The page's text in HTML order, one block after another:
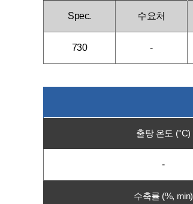
Spec. 수요처
730 -
출탕 온도 (°C)
-
수축률 (%, min)